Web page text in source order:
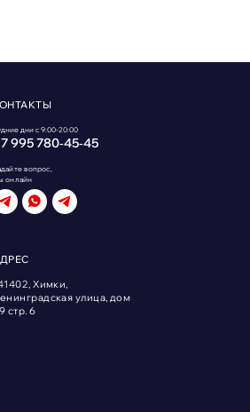
дни с 9:00-20:00
995 780‑45‑45
вопрос,
онлайн
Химки,
улица, дом
стр. 6